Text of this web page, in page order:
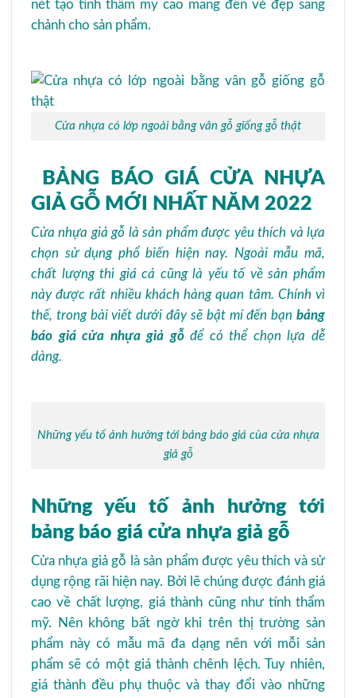
nét tạo tính thẩm mỹ cao mang đến vẻ đẹp sang
chảnh cho sản phẩm.
Cửa nhựa có lớp ngoài bằng vân gỗ giống gỗ thật
BẢNG BÁO GIÁ CỬA NHỰA
GIẢ GỖ MỚI NHẤT NĂM 2022
Cửa nhựa giả gỗ là sản phẩm được yêu thích và lựa
chọn sử dụng phổ biến hiện nay. Ngoài mẫu mã,
chất lượng thì giá cả cũng là yếu tố về sản phẩm
này được rất nhiều khách hàng quan tâm. Chính vì
thế, trong bài viết dưới đây sẽ bật mí đến bạn bảng
báo giá cửa nhựa giả gỗđể có thể chọn lựa dễ
dàng.
Những yếu tố ảnh hưởng tới bảng báo giá của cửa nhựa
giả gỗ
Những yếu tố ảnh hưởng tới
bảng báo giá cửa nhựa giả gỗ
Cửa nhựa giả gỗ là sản phẩm được yêu thích và sử
dụng rộng rãi hiện nay. Bởi lẽ chúng được đánh giá
cao về chất lượng, giá thành cũng như tính thẩm
mỹ. Nên không bất ngờ khi trên thị trường sản
phẩm này có mẫu mã đa dạng nên với mỗi sản
phẩm sẽ có một giá thành chênh lệch. Tuy nhiên,
giá thành đều phụ thuộc và thay đổi vào những